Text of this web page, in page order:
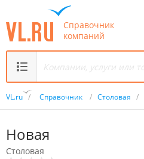
Справочник
компаний
VL.ru / Справочник / Столовая /
Новая
Столовая